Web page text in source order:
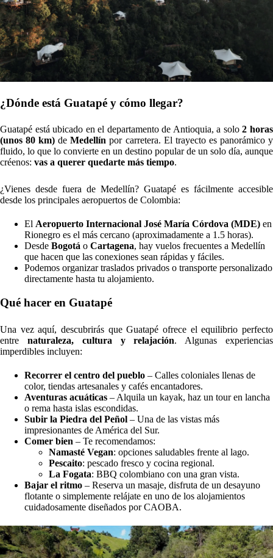
¿Dónde está Guatapé y cómo llegar?
Guatapé está ubicado en el departamento de Antioquia, a solo2 horas
(unos 80 km) deMedellín por carretera. El trayecto es panorámico y
fluido, lo que lo convierte en un destino popular de un solo día, aunque
créenos: vas a querer quedarte más tiempo.
¿Vienes desde fuera de Medellín? Guatapé es fácilmente accesible
desde los principales aeropuertos de Colombia:
El Aeropuerto Internacional José María Córdova (MDE) en
Rionegro es el más cercano (aproximadamente a 1.5 horas).
Desde Bogotá o Cartagena, hay vuelos frecuentes a Medellín
que hacen que las conexiones sean rápidas y fáciles.
Podemos organizar traslados privados o transporte personalizado
directamente hasta tu alojamiento.
Qué hacer en Guatapé
Una vez aquí, descubrirás que Guatapé ofrece el equilibrio perfecto
entre naturaleza, cultura y relajación. Algunas experiencias
imperdibles incluyen:
Recorrer el centro del pueblo – Calles coloniales llenas de
color, tiendas artesanales y cafés encantadores.
Aventuras acuáticas – Alquila un kayak, haz un tour en lancha
o rema hasta islas escondidas.
Subir la Piedra del Peñol – Una de las vistas más
impresionantes de América del Sur.
Comer bien – Te recomendamos:
Namasté Vegan: opciones saludables frente al lago.
Pescaito: pescado fresco y cocina regional.
La Fogata: BBQ colombiano con una gran vista.
Bajar el ritmo – Reserva un masaje, disfruta de un desayuno
flotante o simplemente relájate en uno de los alojamientos
cuidadosamente diseñados por CAOBA.